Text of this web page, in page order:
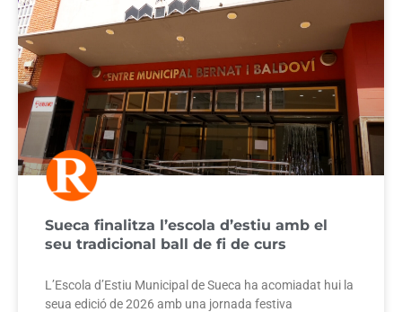
Sueca finalitza l’escola d’estiu amb el
seu tradicional ball de fi de curs
L’Escola d’Estiu Municipal de Sueca ha acomiadat hui la
seua edició de 2026 amb una jornada festiva